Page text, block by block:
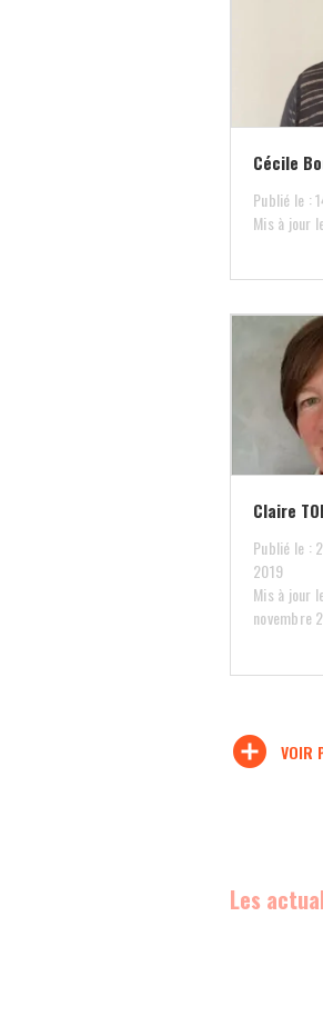
Cécile
Publié le :
Mis à jour
Claire
Publié le :
2019
Mis à jour
novembre
add_circle VOIR
Les